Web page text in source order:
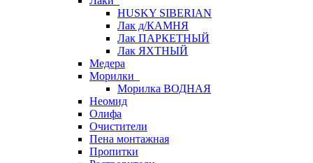
HUSKY SIBERIAN
Лак д/КАМНЯ
Лак ПАРКЕТНЫЙ
Лак ЯХТНЫЙ
Медера
Морилки
Морилка ВОДНАЯ
Неомид
Олифа
Очистители
Пена монтажная
Пропитки